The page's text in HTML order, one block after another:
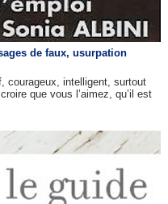
de faux, usurpation
courageux, intelligent, surtout
que vous l’aimez, qu’il est